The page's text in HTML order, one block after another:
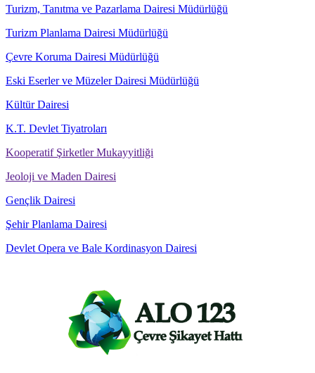
Turizm, Tanıtma ve Pazarlama Dairesi Müdürlüğü
Turizm Planlama Dairesi Müdürlüğü
Çevre Koruma Dairesi Müdürlüğü
Eski Eserler ve Müzeler Dairesi Müdürlüğü
Kültür Dairesi
K.T. Devlet Tiyatroları
Kooperatif Şirketler Mukayyitliği
Jeoloji ve Maden Dairesi
Gençlik Dairesi
Şehir Planlama Dairesi
Devlet Opera ve Bale Kordinasyon Dairesi